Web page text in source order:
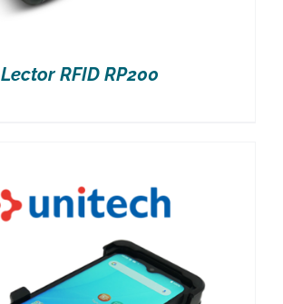
Lector RFID RP200